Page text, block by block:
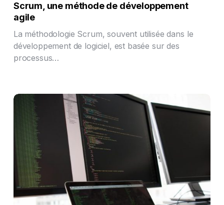
Scrum, une méthode de développement
agile
La méthodologie Scrum, souvent utilisée dans le
développement de logiciel, est basée sur des
processus…